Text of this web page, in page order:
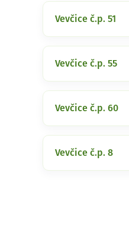
Vevčice č.p. 51
Vevčice č.p. 55
Vevčice č.p. 60
Vevčice č.p. 8